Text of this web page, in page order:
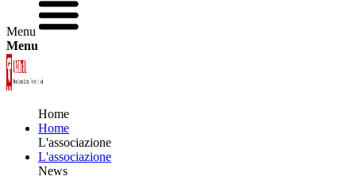
Menu
Menu
Home
Home
L'associazione
L'associazione
News